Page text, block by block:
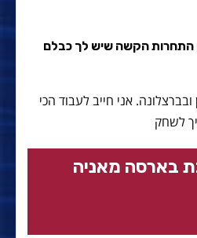
התחרות הקשה שיש לך כבלם
אני חייב לעבוד הכי
לשחק
בארסה מאניה